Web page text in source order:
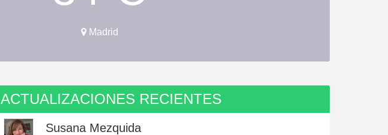
Madrid
ACTUALIZACIONES RECIENTES
Susana Mezquida